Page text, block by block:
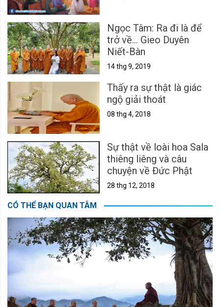
Ngọc Tâm: Ra đi là để
trở về... Gieo Duyên
Niết-Bàn
14 thg 9, 2019
Thấy ra sự thật là giác
ngộ giải thoát
08 thg 4, 2018
Sự thật về loài hoa Sala
thiêng liêng và câu
chuyện về Đức Phật
28 thg 12, 2018
CÓ THỂ BẠN QUAN TÂM